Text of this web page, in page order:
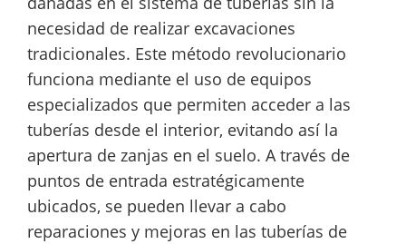
necesidad de realizar excavaciones
tradicionales. Este método revolucionario
funciona mediante el uso de equipos
especializados que permiten acceder a las
tuberías desde el interior, evitando así la
apertura de zanjas en el suelo. A través de
puntos de entrada estratégicamente
ubicados, se pueden llevar a cabo
reparaciones y mejoras en las tuberías de